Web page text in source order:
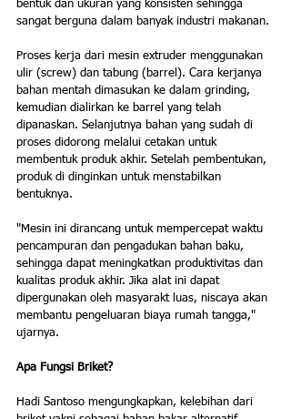
bentuk dan ukuran yang konsisten sehingga
sangat berguna dalam banyak industri makanan.
Proses kerja dari mesin extruder menggunakan
ulir (screw) dan tabung (barrel). Cara kerjanya
bahan mentah dimasukan ke dalam grinding,
kemudian dialirkan ke barrel yang telah
dipanaskan. Selanjutnya bahan yang sudah di
proses didorong melalui cetakan untuk
membentuk produk akhir. Setelah pembentukan,
produk di dinginkan untuk menstabilkan
bentuknya.
"Mesin ini dirancang untuk mempercepat waktu
pencampuran dan pengadukan bahan baku,
sehingga dapat meningkatkan produktivitas dan
kualitas produk akhir. Jika alat ini dapat
dipergunakan oleh masyarakt luas, niscaya akan
membantu pengeluaran biaya rumah tangga,"
ujarnya.
Apa Fungsi Briket?
Hadi Santoso mengungkapkan, kelebihan dari